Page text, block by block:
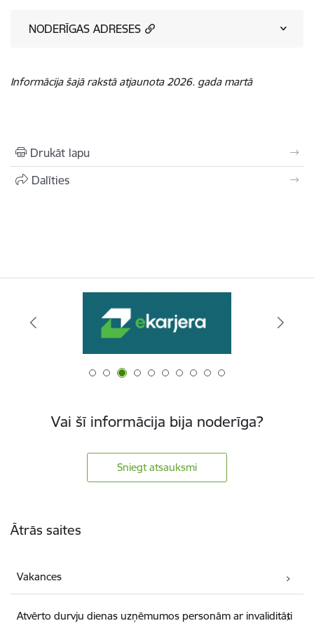
NODERĪGAS ADRESES
Informācija šajā rakstā atjaunota 2026. gada martā
Drukāt lapu
Dalīties
Vai šī informācija bija noderīga?
Sniegt atsauksmi
Ātrās saites
Vakances
Atvērto durvju dienas uzņēmumos personām ar invaliditāti